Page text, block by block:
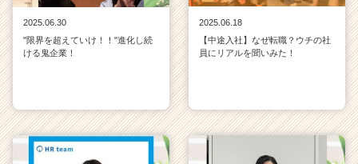
2025.06.30
"限界を超えていけ！！"進化し続
ける鬼企業！
2025.06.18
【中途入社】なぜ転職？ウチの社
員にリアルを聞いみた！